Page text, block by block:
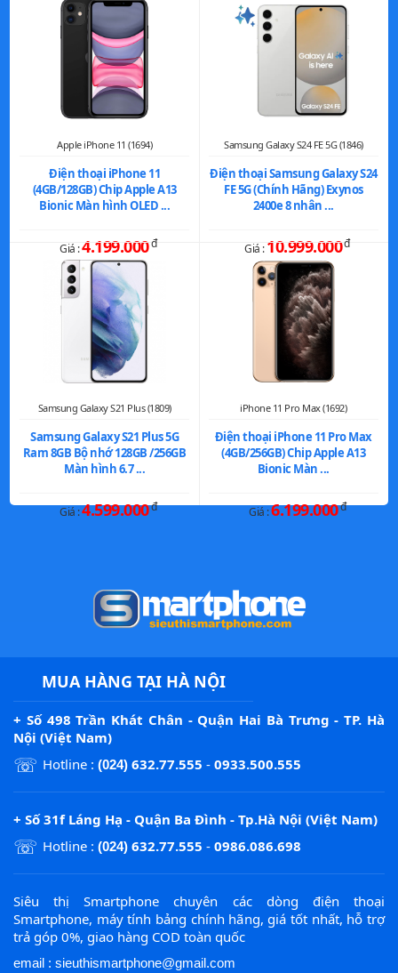
Apple iPhone 11 (1694)
Điện thoại iPhone 11
(4GB/128GB) Chip Apple A13
Bionic Màn hình OLED ...
Giá :4.199.000đ
Samsung Galaxy S24 FE 5G (1846)
Điện thoại Samsung Galaxy S24
FE 5G (Chính Hãng) Exynos
2400e 8 nhân ...
Giá :10.999.000đ
Samsung Galaxy S21 Plus (1809)
Samsung Galaxy S21 Plus 5G
Ram 8GB Bộ nhớ 128GB /256GB
Màn hình 6.7 ...
Giá :4.599.000đ
iPhone 11 Pro Max (1692)
Điện thoại iPhone 11 Pro Max
(4GB/256GB) Chip Apple A13
Bionic Màn ...
Giá :6.199.000đ
MUA HÀNG TẠI HÀ NỘI
+ Số 498 Trần Khát Chân - Quận Hai Bà Trưng - TP. Hà
Nội (Việt Nam)
☏ Hotline : (024) 632.77.555 - 0933.500.555
+ Số 31f Láng Hạ - Quận Ba Đình - Tp.Hà Nội (Việt Nam)
☏ Hotline : (024) 632.77.555 - 0986.086.698
Siêu thị Smartphone chuyên các dòng điện thoại
Smartphone, máy tính bảng chính hãng, giá tốt nhất, hỗ trợ
trả góp 0%, giao hàng COD toàn quốc
email : sieuthismartphone@gmail.com